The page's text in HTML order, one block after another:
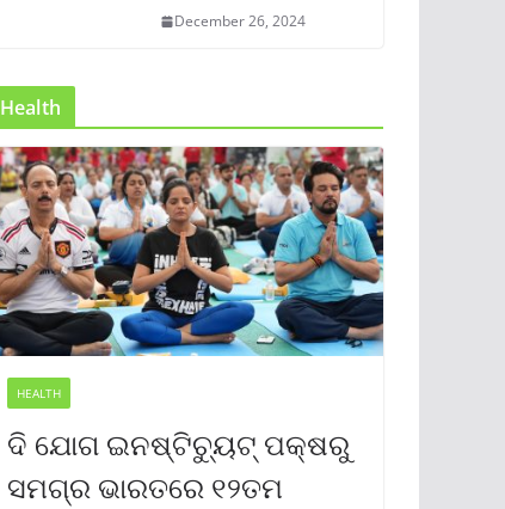
December 26, 2024
Health
HEALTH
ଦି ଯୋଗ ଇନଷ୍ଟିଚ୍ୟୁଟ୍ ପକ୍ଷରୁ
ସମଗ୍ର ଭାରତରେ ୧୨ତମ